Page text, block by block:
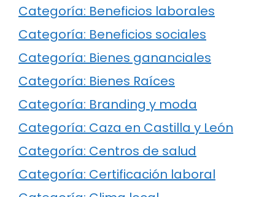
Categoría: Beneficios laborales
Categoría: Beneficios sociales
Categoría: Bienes gananciales
Categoría: Bienes Raíces
Categoría: Branding y moda
Categoría: Caza en Castilla y León
Categoría: Centros de salud
Categoría: Certificación laboral